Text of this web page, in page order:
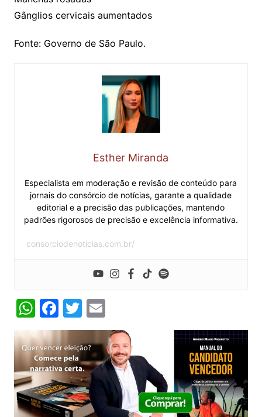
Gânglios cervicais aumentados
Fonte: Governo de São Paulo.
Esther Miranda
Especialista em moderação e revisão de conteúdo para
jornais do consórcio de notícias, garante a qualidade
editorial e a precisão das publicações, mantendo
padrões rigorosos de precisão e excelência informativa.
consorciodenoticias.com.br/
W
h
at
s
A
p
F
a
c
e
b
o
T
w
itt
er
E
m
ai
l